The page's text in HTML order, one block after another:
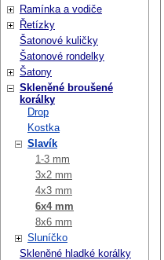
Ramínka a vodiče
Řetízky
Šatonové kuličky
Šatonové rondelky
Šatony
Skleněné broušené
korálky
Drop
Kostka
Slavík
1-3 mm
3x2 mm
4x3 mm
6x4 mm
8x6 mm
Sluníčko
Skleněné hladké korálky